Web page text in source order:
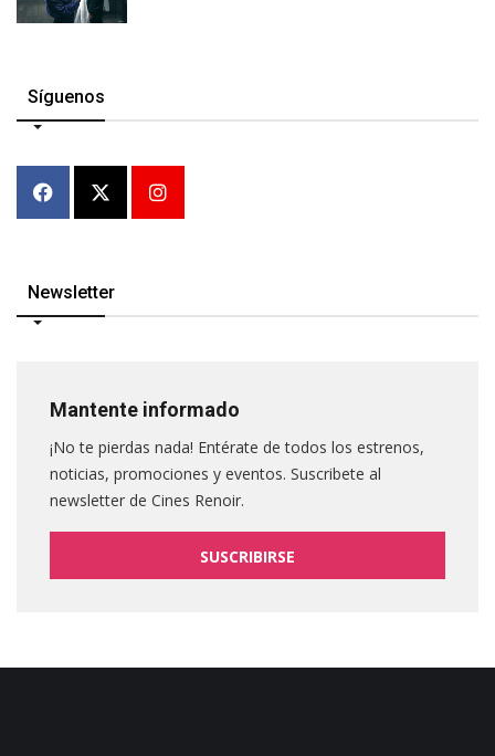
Síguenos
Newsletter
Mantente informado
¡No te pierdas nada! Entérate de todos los estrenos,
noticias, promociones y eventos. Suscribete al
newsletter de Cines Renoir.
SUSCRIBIRSE